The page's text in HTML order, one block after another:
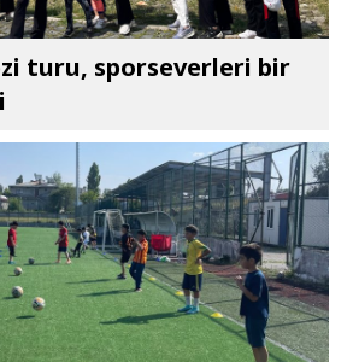
turu, sporseverleri bir